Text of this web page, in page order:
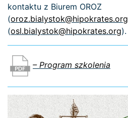
kontaktu z Biurem OROZ
(oroz.bialystok@hipokrates.org
(osl.bialystok@hipokrates.org).
– Program szkolenia